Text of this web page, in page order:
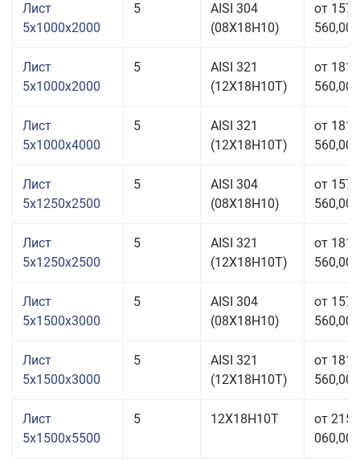
Лист
5x1000x2000
5
AISI 304
(08Х18Н10)
от 157
560,00
Лист
5x1000x2000
5
AISI 321
(12Х18Н10Т)
от 181
560,00
Лист
5x1000x4000
5
AISI 321
(12Х18Н10Т)
от 181
560,00
Лист
5x1250x2500
5
AISI 304
(08Х18Н10)
от 157
560,00
Лист
5x1250x2500
5
AISI 321
(12Х18Н10Т)
от 181
560,00
Лист
5x1500x3000
5
AISI 304
(08Х18Н10)
от 157
560,00
Лист
5x1500x3000
5
AISI 321
(12Х18Н10Т)
от 181
560,00
Лист
5x1500x5500
5 12Х18Н10Т
от 215
060,00